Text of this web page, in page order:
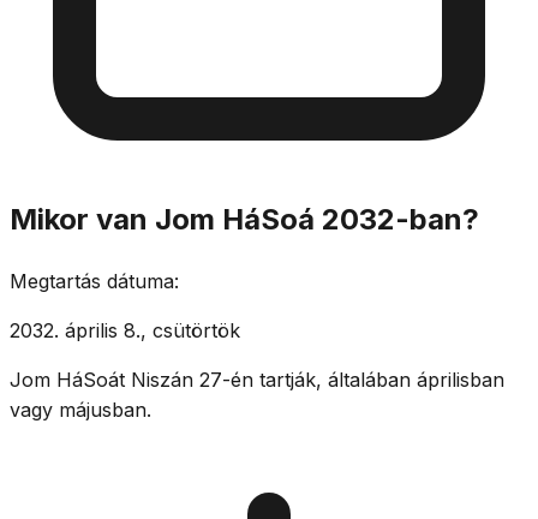
Mikor van Jom HáSoá 2032-ban?
Megtartás dátuma:
2032. április 8., csütörtök
Jom HáSoát Niszán 27-én tartják, általában áprilisban
vagy májusban.